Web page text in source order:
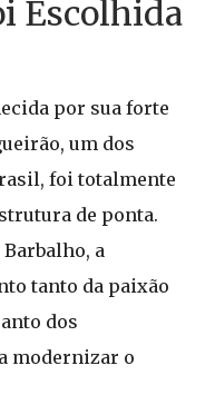
Escolhida
por sua forte
um dos
foi totalmente
de ponta.
a
tanto da paixão
dos
modernizar o